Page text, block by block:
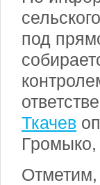
под
Ткачев
Отметим,